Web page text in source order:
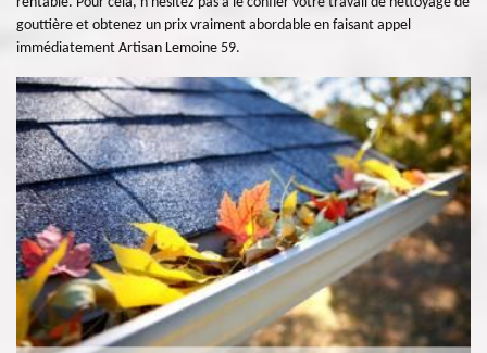
gouttière et obtenez un prix vraiment abordable en faisant appel
immédiatement Artisan Lemoine 59.